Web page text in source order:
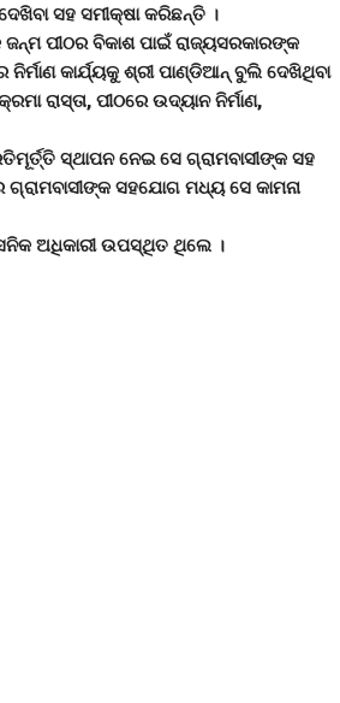
ସହ ସମୀକ୍ଷା କରିଛନ୍ତି ।
ପୀଠର ବିକାଶ ପାଇଁ ରାଜ୍ୟସରକାରଙ୍କ
କାର୍ଯ୍ୟକୁ ଶ୍ରୀ ପାଣ୍ଡିଆନ୍ ବୁଲି ଦେଖିଥିବା
ରାସ୍ତା, ପୀଠରେ ଉଦ୍ୟାନ ନିର୍ମାଣ,
ସ୍ଥାପନ ନେଇ ସେ ଗ୍ରାମବାସୀଙ୍କ ସହ
ସହଯୋଗ ମଧ୍ୟ ସେ କାମନା
ଅଧିକାରୀ ଉପସ୍ଥିତ ଥିଲେ ।